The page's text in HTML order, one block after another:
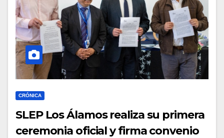
CRÓNICA
SLEP Los Álamos realiza su primera
ceremonia oficial y firma convenio